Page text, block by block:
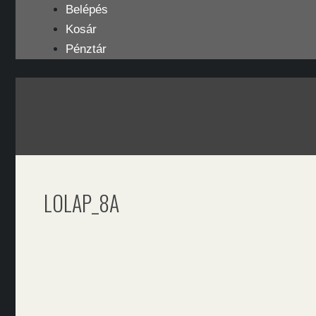
tartalomba
Belépés
Kosár
Pénztár
LOLAP_8A